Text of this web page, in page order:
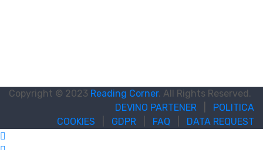
Copyright © 2023 Reading Corner. All Rights Reserved.
DEVINO PARTENER
POLITICA
COOKIES
GDPR FAQ DATA REQUEST